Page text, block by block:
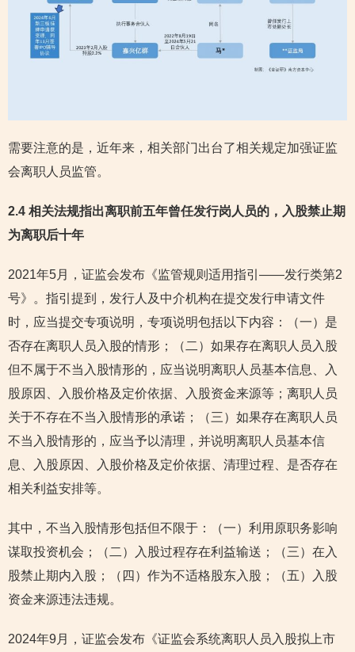
需要注意的是，近年来，相关部门出台了相关规定加强证监
会离职人员监管。
2.4 相关法规指出离职前五年曾任发行岗人员的，入股禁止期
为离职后十年
2021年5月，证监会发布《监管规则适用指引——发行类第2
号》。指引提到，发行人及中介机构在提交发行申请文件
时，应当提交专项说明，专项说明包括以下内容：（一）是
否存在离职人员入股的情形；（二）如果存在离职人员入股
但不属于不当入股情形的，应当说明离职人员基本信息、入
股原因、入股价格及定价依据、入股资金来源等；离职人员
关于不存在不当入股情形的承诺；（三）如果存在离职人员
不当入股情形的，应当予以清理，并说明离职人员基本信
息、入股原因、入股价格及定价依据、清理过程、是否存在
相关利益安排等。
其中，不当入股情形包括但不限于：（一）利用原职务影响
谋取投资机会；（二）入股过程存在利益输送；（三）在入
股禁止期内入股；（四）作为不适格股东入股；（五）入股
资金来源违法违规。
2024年9月，证监会发布《证监会系统离职人员入股拟上市